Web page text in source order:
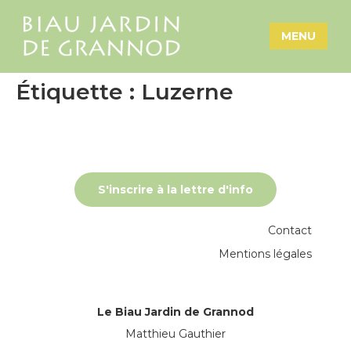
MENU
Étiquette : Luzerne
Le Biau Jardin de Grannod
Matthieu Gauthier
S'inscrire à la lettre d'info
Contact
Mentions légales